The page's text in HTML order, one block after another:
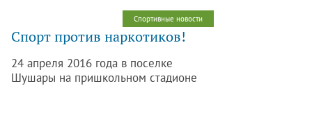
составившие «Карту преступлений
Петербурга» на основе открытых
данных Министерства внутренних дел,
центра СПб, Комитета по
информатизации и связи и Комитета
Спортивные новости
Спорт против наркотиков!
24 апреля 2016 года в поселке
Шушары на пришкольном стадионе